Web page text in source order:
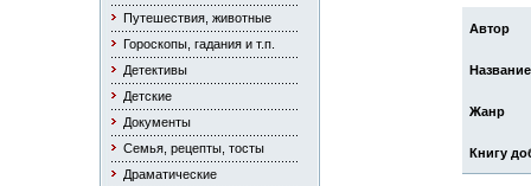
Путешествия, животные
Гороскопы, гадания и т.п.
Детективы
Детские
Документы
Семья, рецепты, тосты
Драматические
Автор
Название
Жанр
Книгу